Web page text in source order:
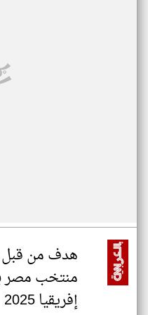
هدف من قبل
منتخب مصر
إفريقيا 2025